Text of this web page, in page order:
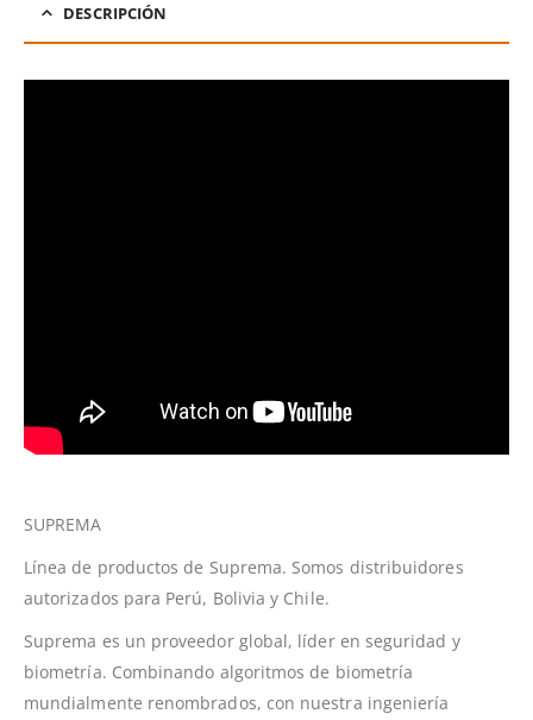
DESCRIPCIÓN
SUPREMA
Línea de productos de Suprema. Somos distribuidores
autorizados para Perú, Bolivia y Chile.
Suprema es un proveedor global, líder en seguridad y
biometría. Combinando algoritmos de biometría
mundialmente renombrados, con nuestra ingeniería